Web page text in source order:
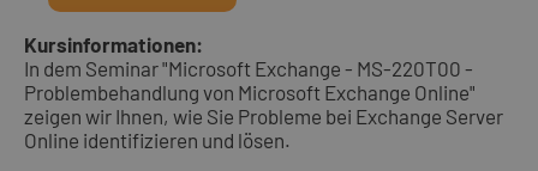
Kursinformationen:
In dem Seminar "Microsoft Exchange - MS-220T00 -
Problembehandlung von Microsoft Exchange Online"
zeigen wir Ihnen, wie Sie Probleme bei Exchange Server
Online identifizieren und lösen.